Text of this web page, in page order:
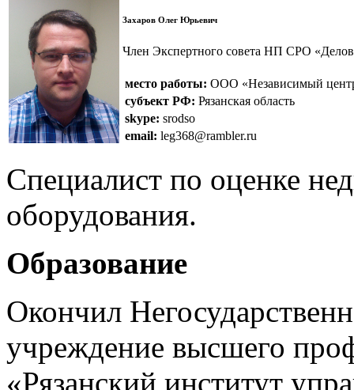
Захаров Олег Юрьевич
Член Экспертного совета НП СРО
место работы: ООО «Независимый
субъект РФ: Рязанская область
skype: srodso
email: leg368@rambler.ru
Специалист по оценке
оборудования.
Образование
Окончил
учреждение высшего
«Рязанский институт